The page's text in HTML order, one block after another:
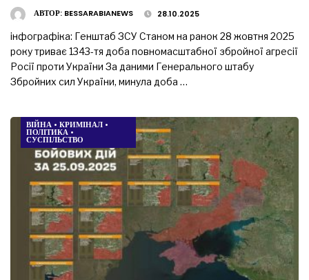
АВТОР: BESSARABIANEWS 28.10.2025
інфографіка: Генштаб ЗСУ Станом на ранок 28 жовтня 2025
року триває 1343-тя доба повномасштабної збройної агресії
Росії проти України За даними Генерального штабу
Збройних сил України, минула доба …
ВІЙНА • КРИМІНАЛ •
ПОЛІТИКА •
СУСПІЛЬСТВО